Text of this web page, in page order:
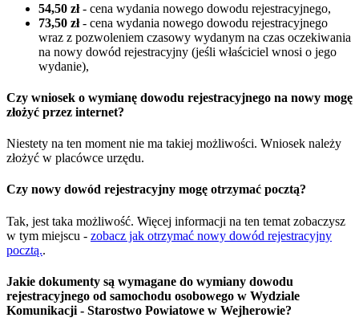
54,50 zł- cena wydania nowego dowodu rejestracyjnego,
73,50 zł- cena wydania nowego dowodu rejestracyjnego
wraz z pozwoleniem czasowy wydanym na czas oczekiwania
na nowy dowód rejestracyjny (jeśli właściciel wnosi o jego
wydanie),
Czy wniosek o wymianę dowodu rejestracyjnego na nowy mogę
złożyć przez internet?
Niestety na ten moment nie ma takiej możliwości. Wniosek należy
złożyć w placówce urzędu.
Czy nowy dowód rejestracyjny mogę otrzymać pocztą?
Tak, jest taka możliwość. Więcej informacji na ten temat zobaczysz
w tym miejscu - zobacz jak otrzymać nowy dowód rejestracyjny
pocztą..
Jakie dokumenty są wymagane do wymiany dowodu
rejestracyjnego od samochodu osobowego w Wydziale
Komunikacji - Starostwo Powiatowe w Wejherowie?